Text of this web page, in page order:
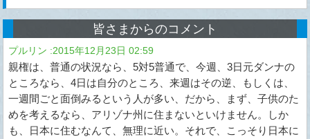
皆さまからのコメント
プルリン :2015年12月23日 02:59
親権は、普通の状況なら、5対5普通で、今週、3日元ダンナの
ところなら、4日は自分のところ、来週はその逆、もしくは、
一週間ごと面倒みるという人が多い、だから、まず、子供のた
めを考えるなら、アリゾナ州に住まないといけません。しか
も、日本に住むなんて、無理に近い。それで、こっそり日本に